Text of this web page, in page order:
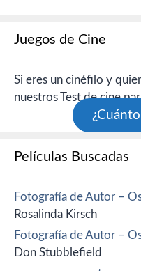
Juegos de Cine
Si eres un cinéfilo y
nuestros Test de cine
Películas Buscadas
Fotografía de Autor –
Rosalinda Kirsch
Fotografía de Autor –
Don Stubblefield